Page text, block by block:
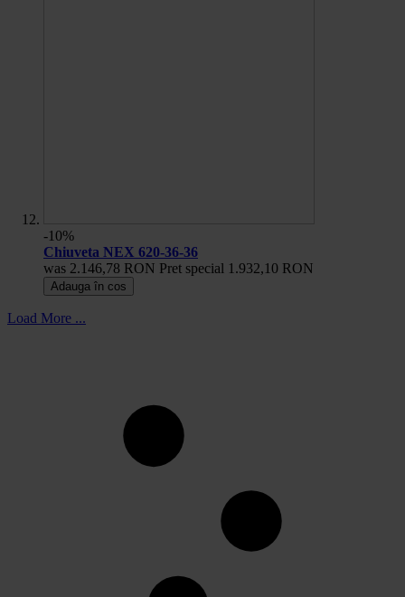
-10%
Chiuveta NEX 620-36-36
was 2.146,78 RON Pret special 1.932,10 RON
Adauga în cos
Load More ...